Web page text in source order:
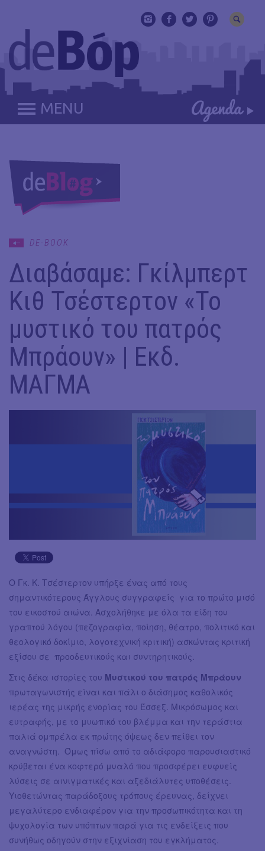
MENU
DE-BOOK
Διαβάσαμε: Γκίλμπερτ
Κιθ Τσέστερτον «Το
μυστικό του πατρός
Μπράουν» | Εκδ.
ΜΑΓΜΑ
Ο Γκ. Κ. Τσέστερτον υπήρξε ένας από τους
σημαντικότερους Άγγλους συγγραφείς για το πρώτο μισό
του εικοστού αιώνα. Ασχολήθηκε με όλα τα είδη του
γραπτού λόγου (πεζογραφία, ποίηση, θέατρο, πολιτικό και
θεολογικό δοκίμιο, λογοτεχνική κριτική) ασκώντας κριτική
εξίσου σε προοδευτικούς και συντηρητικούς.
Στις δέκα ιστορίες του Μυστικού του πατρός Μπράουν
πρωταγωνιστής είναι και πάλι ο διάσημος καθολικός
ιερέας της μικρής ενορίας του Έσσεξ. Μικρόσωμος και
ευτραφής, με το μυωπικό του βλέμμα και την τεράστια
παλιά ομπρέλα εκ πρώτης όψεως δεν πείθει τον
αναγνώστη. Όμως πίσω από το αδιάφορο παρουσιαστικό
κρύβεται ένα κοφτερό μυαλό που προσφέρει ευφυείς
λύσεις σε αινιγματικές και αξεδιάλυτες υποθέσεις.
Υιοθετώντας παράδοξους τρόπους έρευνας, δείχνει
μεγαλύτερο ενδιαφέρον για την προσωπικότητα και τη
ψυχολογία των υπόπτων παρά για τις ενδείξεις που
συνήθως οδηγούν στην εξιχνίαση του εγκλήματος.